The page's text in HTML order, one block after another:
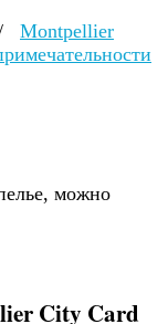
Montpellier
можно
City Card